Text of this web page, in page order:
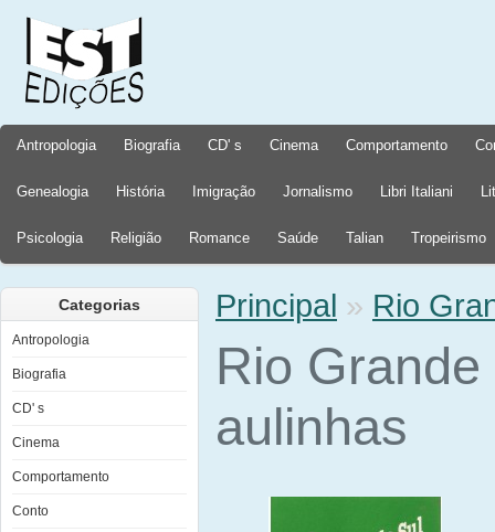
Antropologia Biografia CD' s Cinema Comportamento
Genealogia História Imigração Jornalismo Libri Italiani
Psicologia Religião Romance Saúde Talian Tropeirismo
Categorias
Antropologia
Biografia
CD' s
Cinema
Comportamento
Conto
Principal » Rio
Rio
aulinhas